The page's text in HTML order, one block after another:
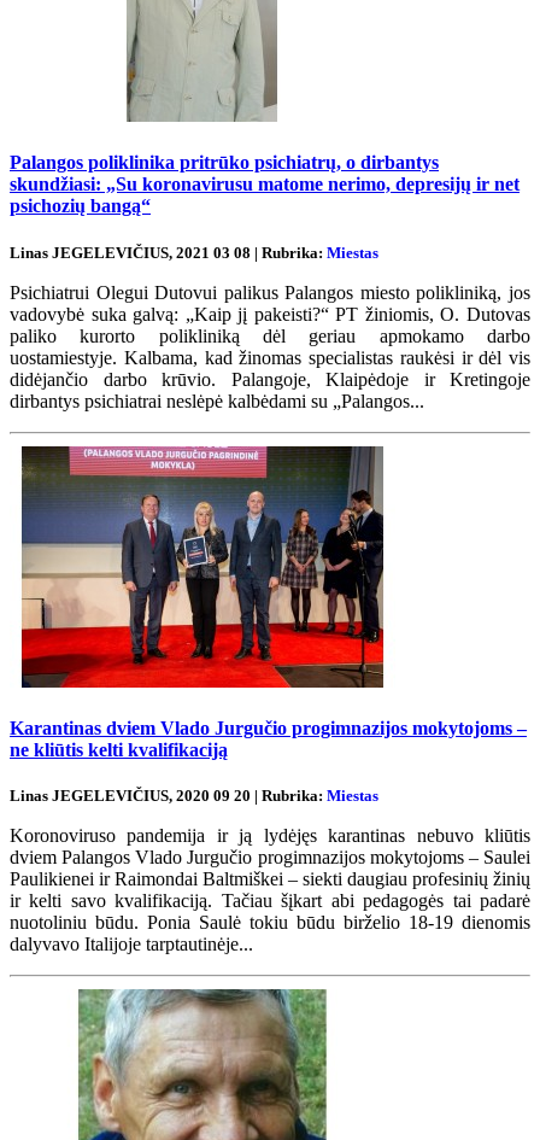
Palangos poliklinika pritrūko psichiatrų, o dirbantys
skundžiasi: „Su koronavirusu matome nerimo, depresijų ir net
psichozių bangą“
Linas JEGELEVIČIUS, 2021 03 08 | Rubrika: Miestas
Psichiatrui Olegui Dutovui palikus Palangos miesto polikliniką, jos
vadovybė suka galvą: „Kaip jį pakeisti?“ PT žiniomis, O. Dutovas
paliko kurorto polikliniką dėl geriau apmokamo darbo
uostamiestyje. Kalbama, kad žinomas specialistas raukėsi ir dėl vis
didėjančio darbo krūvio. Palangoje, Klaipėdoje ir Kretingoje
dirbantys psichiatrai neslėpė kalbėdami su „Palangos...
Karantinas dviem Vlado Jurgučio progimnazijos mokytojoms –
ne kliūtis kelti kvalifikaciją
Linas JEGELEVIČIUS, 2020 09 20 | Rubrika: Miestas
Koronoviruso pandemija ir ją lydėjęs karantinas nebuvo kliūtis
dviem Palangos Vlado Jurgučio progimnazijos mokytojoms – Saulei
Paulikienei ir Raimondai Baltmiškei – siekti daugiau profesinių žinių
ir kelti savo kvalifikaciją. Tačiau šįkart abi pedagogės tai padarė
nuotoliniu būdu. Ponia Saulė tokiu būdu birželio 18-19 dienomis
dalyvavo Italijoje tarptautinėje...